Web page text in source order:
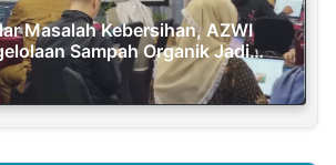
Masalah Kebersihan, AZWI
Sampah Organik Jadi